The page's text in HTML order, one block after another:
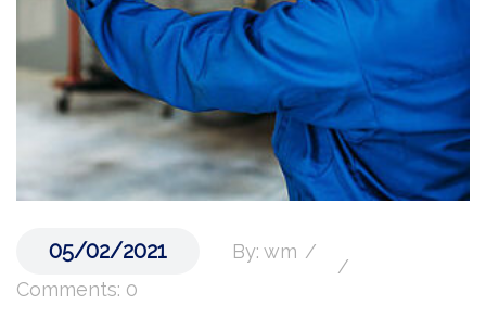
05/02/2021
By: wm
Comments: 0